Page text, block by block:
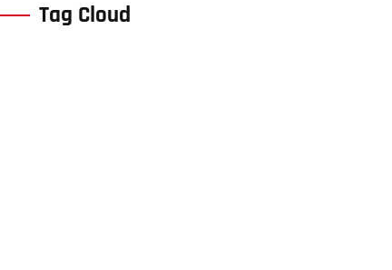
Tag Cloud